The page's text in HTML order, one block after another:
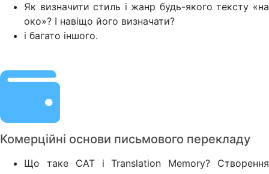
Як визначити стиль і жанр будь-якого тексту «на
око»? І навіщо його визначати?
і багато іншого.
Комерційні основи письмового перекладу
Що таке САТ і Translation Memory? Створення